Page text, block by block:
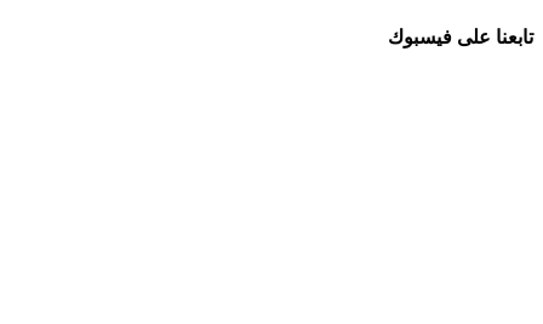
تابعنا على فيسبوك